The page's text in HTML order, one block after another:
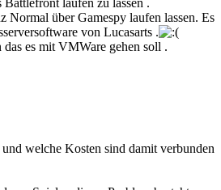
laufen zu lassen .
Normal über Gamespy laufen lassen. Es
von Lucasarts .
es mit VMWare gehen soll .
welche Kosten sind damit verbunden